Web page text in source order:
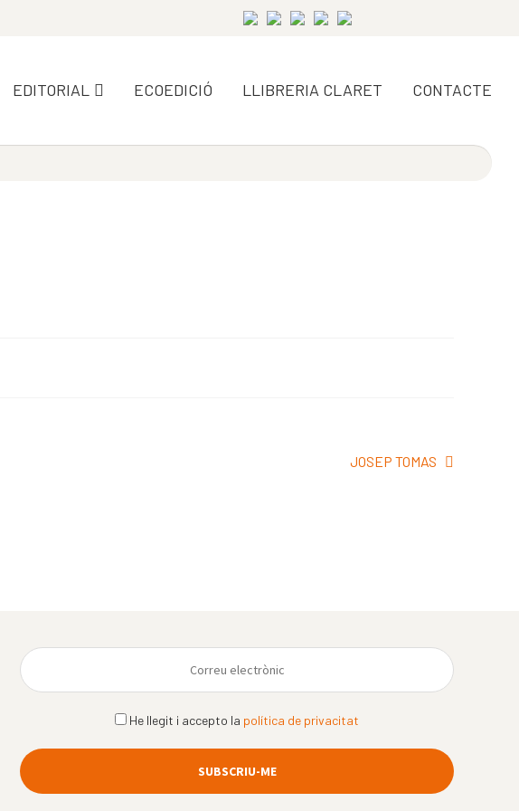
EDITORIAL ECOEDICIÓ LLIBRERIA CLARET CONTACTE
Pròxima
JOSEP TOMAS
He llegit i accepto la política de privacitat